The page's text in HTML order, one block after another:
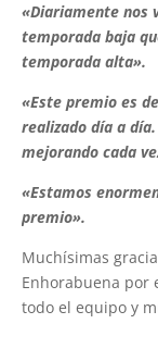
«Diariamente nos
temporada baja
temporada alta».
«Este premio es
realizado día a
mejorando cada
«Estamos
premio».
Muchísimas
Enhorabuena por
todo el equipo y